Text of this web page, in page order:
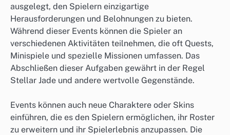
ausgelegt, den Spielern einzigartige
Herausforderungen und Belohnungen zu bieten.
Während dieser Events können die Spieler an
verschiedenen Aktivitäten teilnehmen, die oft Quests,
Minispiele und spezielle Missionen umfassen. Das
Abschließen dieser Aufgaben gewährt in der Regel
Stellar Jade und andere wertvolle Gegenstände.
Events können auch neue Charaktere oder Skins
einführen, die es den Spielern ermöglichen, ihr Roster
zu erweitern und ihr Spielerlebnis anzupassen. Die